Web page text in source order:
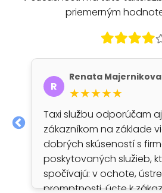
priemerným
R
Renata Majernikova
★★★★★
Taxi službu odporúčam
zákazníkom na základe
dobrých skúseností s
poskytovaných služieb,
spočívajú: v ochote,
promptnosti, úcte k